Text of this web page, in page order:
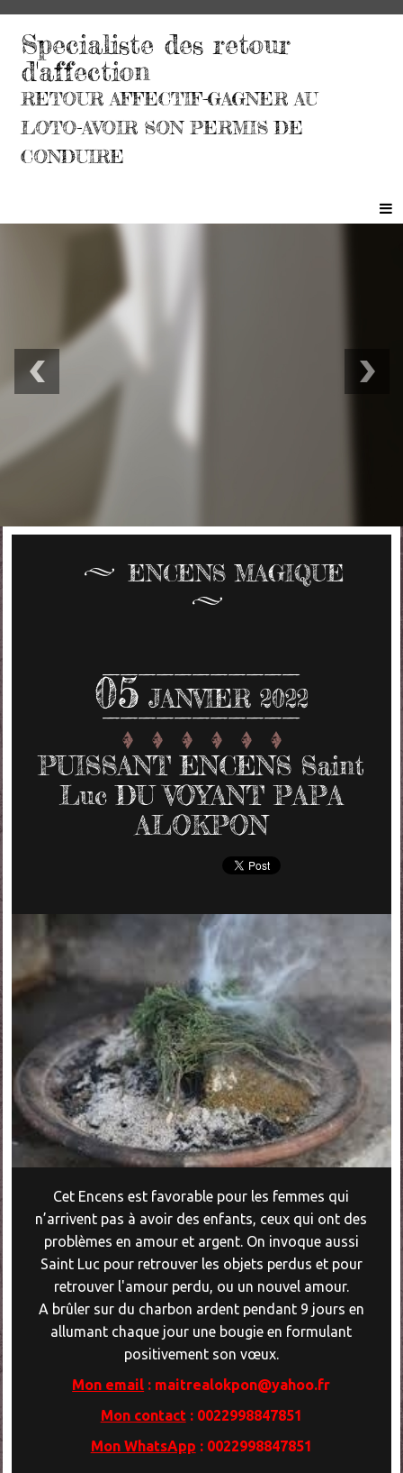
Specialiste des retour
d'affection
RETOUR AFFECTIF-GAGNER AU
LOTO-AVOIR SON PERMIS DE
CONDUIRE
ENCENS MAGIQUE
05 JANVIER 2022
PUISSANT ENCENS Saint
Luc DU VOYANT PAPA
ALOKPON
Cet Encens est favorable pour les femmes qui
n’arrivent pas à avoir des enfants, ceux qui ont des
problèmes en amour et argent. On invoque aussi
Saint Luc pour retrouver les objets perdus et pour
retrouver l'amour perdu, ou un nouvel amour.
A brûler sur du charbon ardent pendant 9 jours en
allumant chaque jour une bougie en formulant
positivement son vœux.
Mon email : maitrealokpon@yahoo.fr
Mon contact: 0022998847851
Mon WhatsApp : 0022998847851